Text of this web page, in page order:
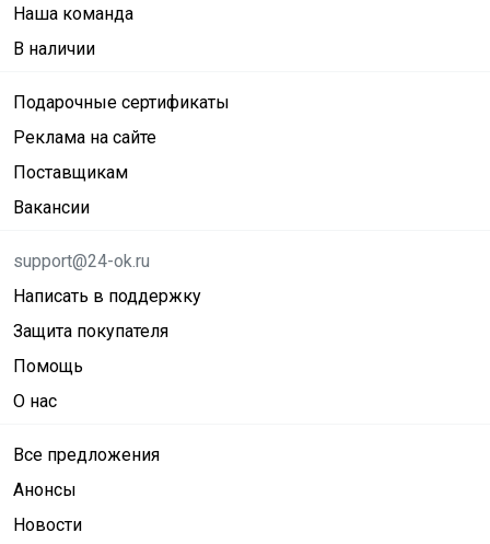
Наша команда
В наличии
Подарочные сертификаты
Реклама на сайте
Поставщикам
Вакансии
support@24-ok.ru
Написать в поддержку
Защита покупателя
Помощь
О нас
Все предложения
Анонсы
Новости